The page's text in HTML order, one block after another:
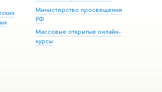
Министерство просвещения
РФ
Массовые открытые онлайн-
курсы